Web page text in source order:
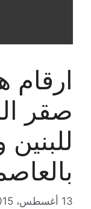
صقر
للبنين
13 أغسطس، 2015